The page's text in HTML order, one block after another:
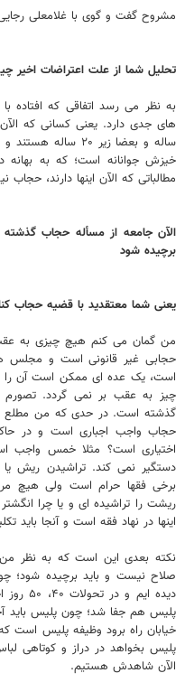
مشروح گفت و گوی با غلامعلی
تحلیل شما از علت اعتراضات اخیر
ساله و بعضا زیر
خیزش جوانانه است؛ که به
مطالباتی که الآن اینها دارند، حجاب
الآن جامعه از مسأله حجاب
برچیده شود
یعنی شما معتقدید با قضیه حجاب
من گمان می کنم هیچ چیزی به عقب
حجابی غیر قانونی است و مجلس
است، یک عده ای ممکن است آن را
چیز به عقب بر نمی گردد.
گذشته است. در حدی که من مطلع
حجاب واجب اجباری است و در
اختیاری است؟ مثلا خمس
دستگیر نمی کند. تراشیدن ریش
برخی فقها حرام است ولی هیچ
ریشت را تراشیده ای و یا چرا
اینها در نهاد فقه است و آنجا باید
نکته بعدی این است که به نظر
صلاح نیست و باید برچیده شود؛
دیده
پلیس هم جفا شد؛ چون پلیس باید
خیابان راه برود وظیفه پلیس است
پلیس بخواهد در دراز و کوتاهی
الآن شاهدش هستیم.